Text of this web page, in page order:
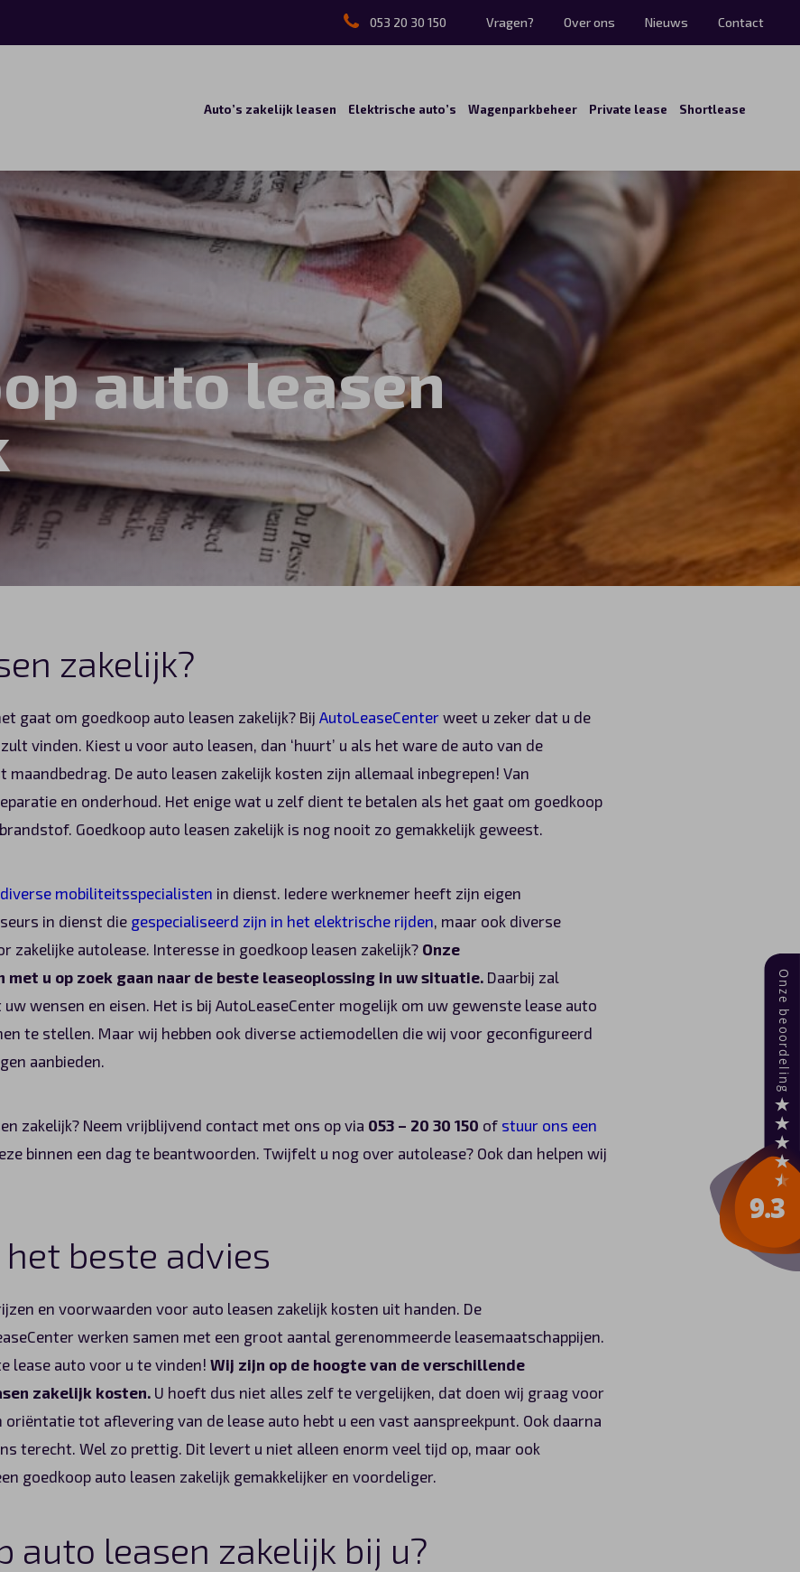
053 20 30 150 Vragen? Over ons Nieuws Contact
Auto’s zakelijk leasen Elektrische auto’s Wagenparkbeheer Private lease Shortlease
auto leasen
zakelijk?
gaat om goedkoop auto leasen zakelijk? Bij AutoLeaseCenter weet u zeker dat u de
vinden. Kiest u voor auto leasen, dan ‘huurt’ u als het ware de auto van de
maandbedrag. De auto leasen zakelijk kosten zijn allemaal inbegrepen! Van
en onderhoud. Het enige wat u zelf dient te betalen als het gaat om goedkoop
Goedkoop auto leasen zakelijk is nog nooit zo gemakkelijk geweest.
diverse mobiliteitsspecialisten in dienst. Iedere werknemer heeft zijn eigen
in dienst die gespecialiseerd zijn in het elektrische rijden , maar ook diverse
zakelijke autolease. Interesse in goedkoop leasen zakelijk? Onze
u op zoek gaan naar de beste leaseoplossing in uw situatie. Daarbij zal
wensen en eisen. Het is bij AutoLeaseCenter mogelijk om uw gewenste lease auto
te stellen. Maar wij hebben ook diverse actiemodellen die wij voor geconfigureerd
aanbieden.
zakelijk? Neem vrijblijvend contact met ons op via 053 – 20 30 150 of stuur ons een
binnen een dag te beantwoorden. Twijfelt u nog over autolease? Ook dan helpen wij
beste advies
en voorwaarden voor auto leasen zakelijk kosten uit handen. De
werken samen met een groot aantal gerenommeerde leasemaatschappijen.
lease auto voor u te vinden! Wij zijn op de hoogte van de verschillende
zakelijk kosten. U hoeft dus niet alles zelf te vergelijken, dat doen wij graag voor
oriëntatie tot aflevering van de lease auto hebt u een vast aanspreekpunt. Ook daarna
terecht. Wel zo prettig. Dit levert u niet alleen enorm veel tijd op, maar ook
goedkoop auto leasen zakelijk gemakkelijker en voordeliger.
auto leasen zakelijk bij u?